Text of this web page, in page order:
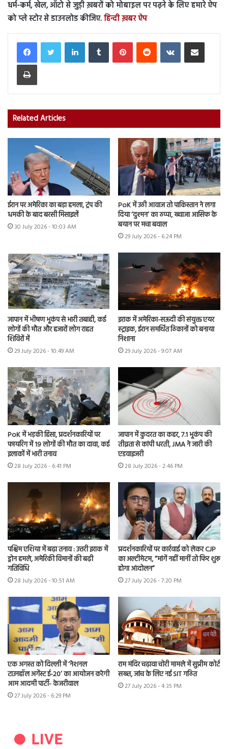
धर्म-कर्म, खेल, ऑटो से जुड़ी ख़बरों को मोबाइल पर पढ़ने के लिए हमारे ऐप
को प्ले स्टोर से डाउनलोड कीजिए.हिन्दी ख़बर ऐप
LinkedInTumblr PinterestReddit VKontakteShare via Email
Print
Related Articles
ईरान पर अमेरिका का बड़ा हमला, ट्रंप की
धमकी के बाद बरसी मिसाइलें
30 July 2026 - 10:03 AM
PoK में उठी आवाज तो पाकिस्तान ने लगा
दिया ‘दुश्मन’ का ठप्पा, ख्वाजा आसिफ के
बयान पर मचा बवाल
29 July 2026 - 6:24 PM
जापान में भीषण भूकंप से भारी तबाही, कई
लोगों की मौत और हजारों लोग राहत
शिविरों में
29 July 2026 - 10:49 AM
इराक में अमेरिका-सऊदी की संयुक्त एयर
स्ट्राइक, ईरान समर्थित ठिकानों को बनाया
निशाना
29 July 2026 - 9:07 AM
PoK में भड़की हिंसा, प्रदर्शनकारियों पर
फायरिंग में 19 लोगों की मौत का दावा, कई
इलाकों में भारी तनाव
28 July 2026 - 6:41 PM
जापान में कुदरत का कहर, 7.1 भूकंप की
तीव्रता से कांपी धरती, JMA ने जारी की
एडवाइजरी
28 July 2026 - 2:46 PM
पश्चिम एशिया में बढ़ा तनाव : उत्तरी इराक में
ड्रोन हमले, अमेरिकी विमानों की बढ़ी
गतिविधि
28 July 2026 - 10:51 AM
प्रदर्शनकारियों पर कार्रवाई को लेकर CJP
का अल्टीमेटम, “मांगें नहीं मानीं तो फिर शुरू
होगा आंदोलन”
27 July 2026 - 7:20 PM
एक अगस्त को दिल्ली में ‘नेशनल
टाउनहॉल अगेंस्ट ई-20’ का आयोजन करेगी
आम आदमी पार्टी- केजरीवाल
27 July 2026 - 6:29 PM
राम मंदिर चढ़ावा चोरी मामले में सुप्रीम कोर्ट
सख्त, जांच के लिए नई SIT गठित
27 July 2026 - 4:35 PM